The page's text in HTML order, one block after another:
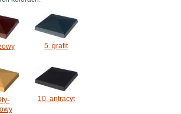
5. grafit
10. antracyt